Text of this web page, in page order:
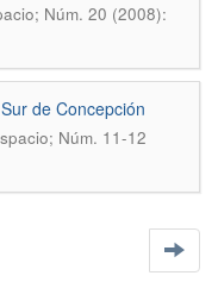
Núm. 20 (2008):
de Concepción
Núm. 11-12